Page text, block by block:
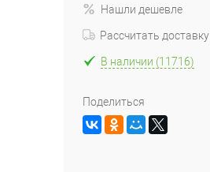
Нашли дешевле
Рассчитать доставку
В наличии (11716)
Поделиться